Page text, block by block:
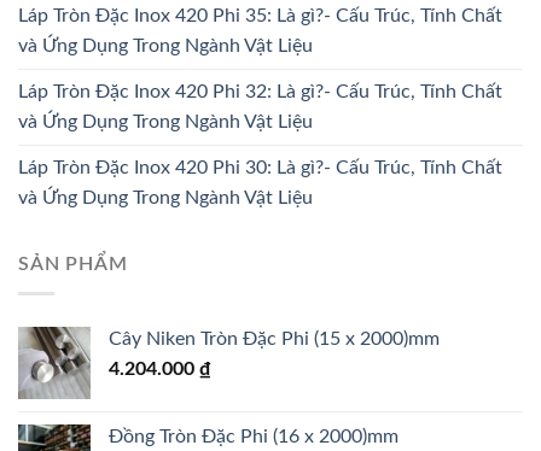
Láp Tròn Đặc Inox 420 Phi 35: Là gì?- Cấu Trúc, Tính Chất
và Ứng Dụng Trong Ngành Vật Liệu
Láp Tròn Đặc Inox 420 Phi 32: Là gì?- Cấu Trúc, Tính Chất
và Ứng Dụng Trong Ngành Vật Liệu
Láp Tròn Đặc Inox 420 Phi 30: Là gì?- Cấu Trúc, Tính Chất
và Ứng Dụng Trong Ngành Vật Liệu
SẢN PHẨM
Cây Niken Tròn Đặc Phi (15 x 2000)mm
4.204.000 ₫
Đồng Tròn Đặc Phi (16 x 2000)mm